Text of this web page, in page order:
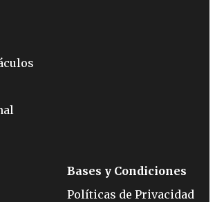
Bases y Condiciones
Políticas de Privacidad